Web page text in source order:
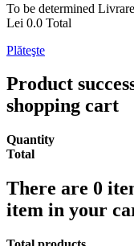
To be determined Livrare
Lei 0.0 Total
Plăteşte
Product
shopping cart
Quantity
Total
There are 0
item in your